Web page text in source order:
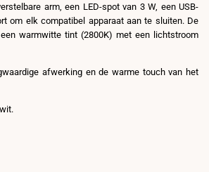
arm, een LED-spot van 3 W, een USB-
om elk compatibel apparaat aan te sluiten. De
warmwitte tint (2800K) met een lichtstroom
afwerking en de warme touch van het